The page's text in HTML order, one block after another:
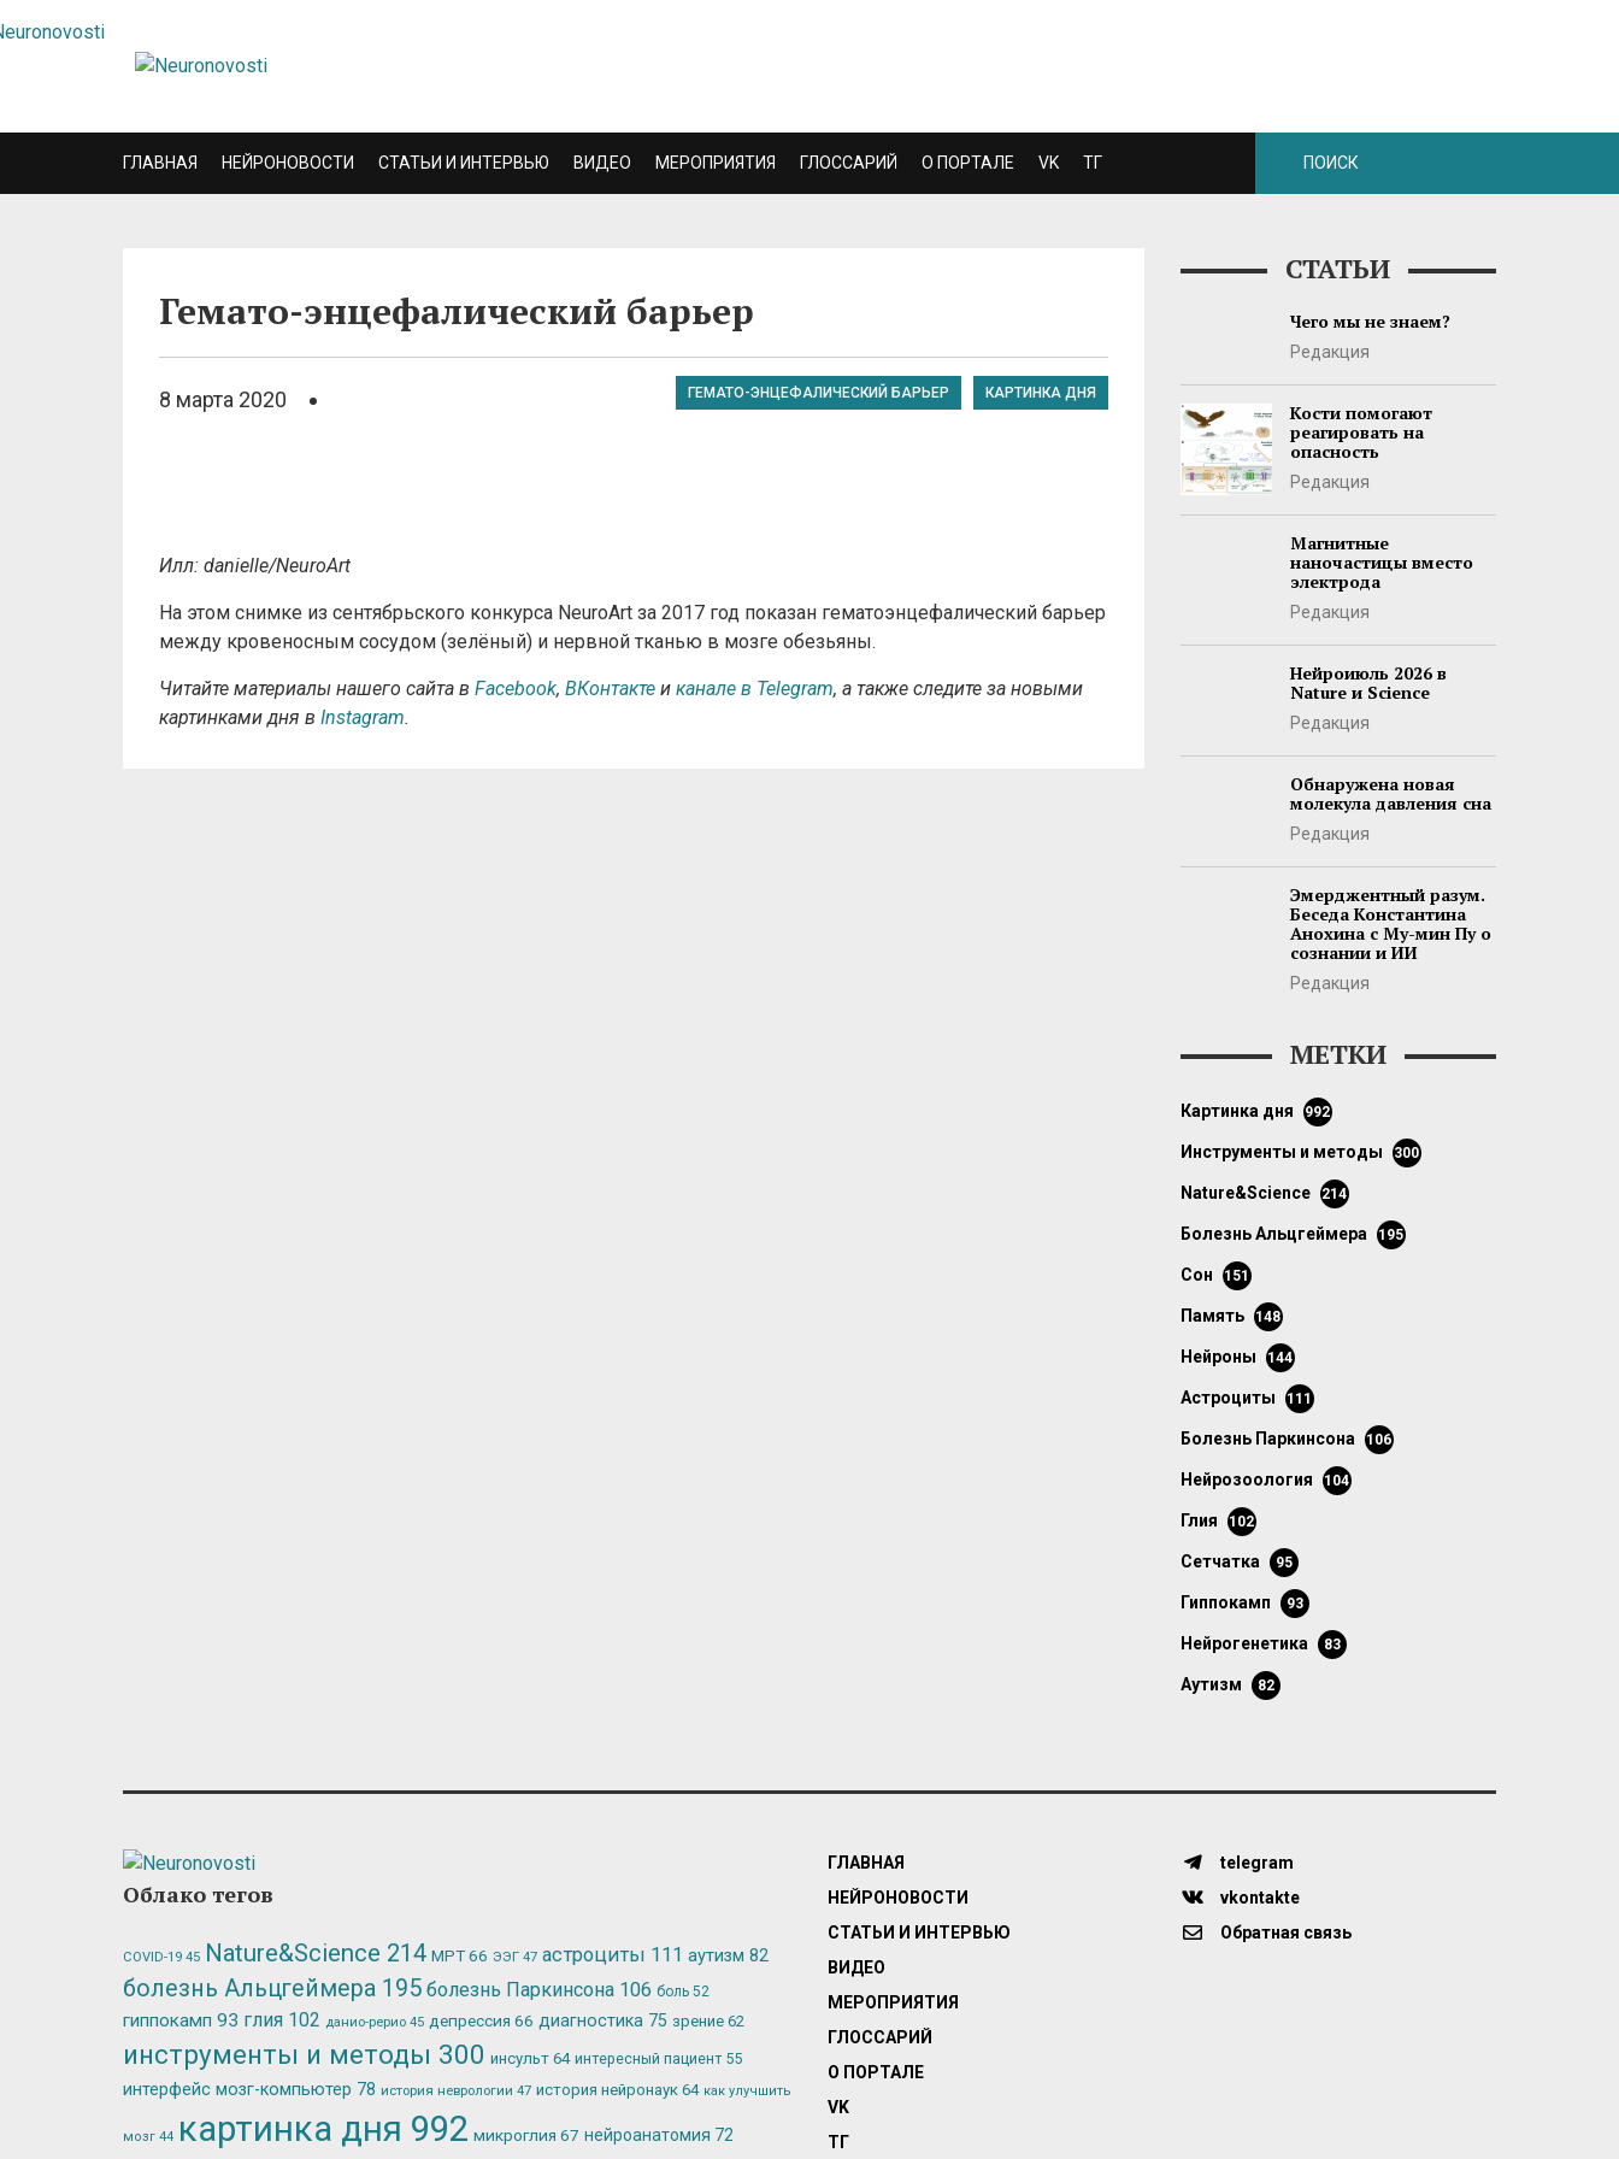
ГЛАВНАЯ НЕЙРОНОВОСТИ СТАТЬИ И ИНТЕРВЬЮ ВИДЕО МЕРОПРИЯТИЯ ГЛОССАРИЙ О ПОРТАЛЕ VK ТГ
Гемато-энцефалический барьер
8 марта 2020 ГЕМАТО-ЭНЦЕФАЛИЧЕСКИЙ БАРЬЕР КАРТИНКА ДНЯ
Илл: danielle/NeuroArt
На этом снимке из сентябрьского конкурса NeuroArt за 2017 год показан гематоэнцефалический барьер
между кровеносным сосудом (зелёный) и нервной тканью в мозге обезьяны.
Читайте материалы нашего сайта в Facebook, ВКонтакте и канале в Telegram, а также следите за новыми
картинками дня в Instagram.
СТАТЬИ
Чего мы не знаем?
Редакция
Кости помогают
реагировать на
опасность
Редакция
Магнитные
наночастицы вместо
электрода
Редакция
Нейроиюль 2026 в
Nature и Science
Редакция
Обнаружена новая
молекула давления сна
Редакция
Эмерджентный разум.
Беседа Константина
Анохина с Му-мин Пу о
сознании и ИИ
Редакция
МЕТКИ
картинка дня 992
инструменты и методы 300
Nature&Science 214
болезнь Альцгеймера 195
сон 151
память 148
нейроны 144
астроциты 111
болезнь Паркинсона 106
нейрозоология 104
глия 102
сетчатка 95
гиппокамп 93
нейрогенетика 83
аутизм 82
Облако тегов
COVID-19 45 Nature&Science 214 МРТ66 ЭЭГ 47 астроциты 111 аутизм 82
болезнь Альцгеймера 195 болезнь Паркинсона 106 боль 52
гиппокамп 93 глия 102 данио-рерио 45 депрессия 66 диагностика 75 зрение 62
инструменты и методы 300 инсульт 64 интересный пациент 55
интерфейс мозг-компьютер 78 история неврологии 47 история нейронаук 64 как улучшить
мозг 44 картинка дня 992 микроглия 67 нейроанатомия 72
ГЛАВНАЯ
НЕЙРОНОВОСТИ
СТАТЬИ И ИНТЕРВЬЮ
ВИДЕО
МЕРОПРИЯТИЯ
ГЛОССАРИЙ
О ПОРТАЛЕ
VK
ТГ
telegram
vkontakte
Обратная связь